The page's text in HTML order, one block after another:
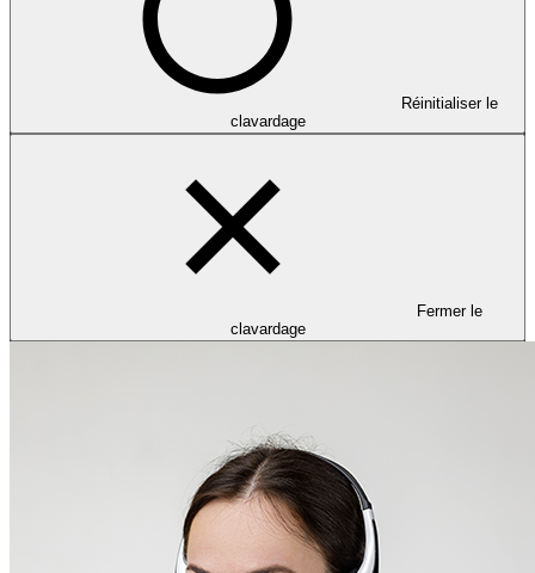
Réinitialiser le
clavardage
Fermer le
clavardage